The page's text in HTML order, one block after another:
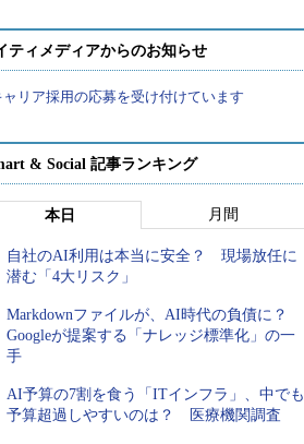
ティメディアからのお知らせ
ャリア採用の応募を受け付けています
& Social 記事ランキング
本日 月間
自社のAI利用は本当に安全？ 現場放任に
潜む「4大リスク」
Markdownファイルが、AI時代の負債に？
Googleが提案する「ナレッジ標準化」の一
手
AI予算の7割を食う「ITインフラ」、中でも
予算超過しやすいのは？ 医療機関調査